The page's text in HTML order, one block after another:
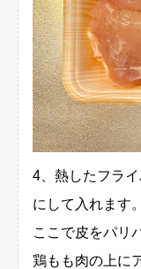
4、熱したフラ
にして入れます。
ここで皮をパリ
鶏もも肉の上に